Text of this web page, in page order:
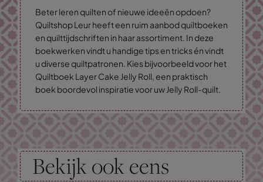
Beter leren quilten of nieuwe ideeën opdoen?
Quiltshop Leur heeft een ruim aanbod quiltboeken
en quilttijdschriften in haar assortiment. In deze
boekwerken vindt u handige tips en tricks én vindt
u diverse quiltpatronen. Kies bijvoorbeeld voor het
Quiltboek Layer Cake Jelly Roll, een praktisch
boek boordevol inspiratie voor uw Jelly Roll-quilt.
Bekijk ook eens